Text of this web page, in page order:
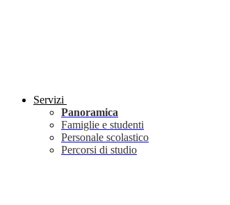
Servizi
Panoramica
Famiglie e studenti
Personale scolastico
Percorsi di studio